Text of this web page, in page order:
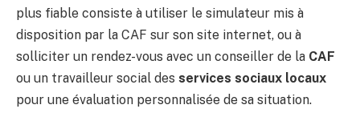
plus fiable consiste à utiliser le simulateur mis à
disposition par la CAF sur son site internet, ou à
solliciter un rendez-vous avec un conseiller de la CAF
ou un travailleur social des services sociaux locaux
pour une évaluation personnalisée de sa situation.